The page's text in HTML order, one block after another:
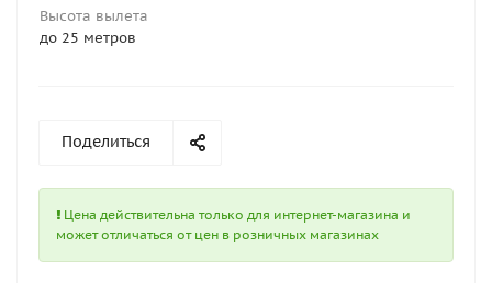
Высота вылета
до 25 метров
Поделиться
Цена действительна только для интернет-магазина и
может отличаться от цен в розничных магазинах